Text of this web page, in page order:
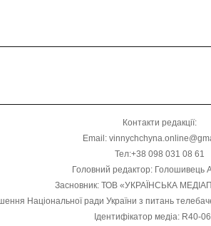
Контакти редакції:
Email:
Тел:+38 098 031 08 61
Головний редактор: Голошивець
Засновник: ТОВ «УКРАЇНСЬКА
Національної ради України з питань
Ідентифікатор медіа: R40-